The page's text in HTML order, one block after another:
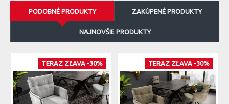
PODOBNÉ PRODUKTY ZAKÚPENÉ PRODUKTY
NAJNOVŠIE PRODUKTY
TERAZ ZĽAVA -30% TERAZ ZĽAVA -30%